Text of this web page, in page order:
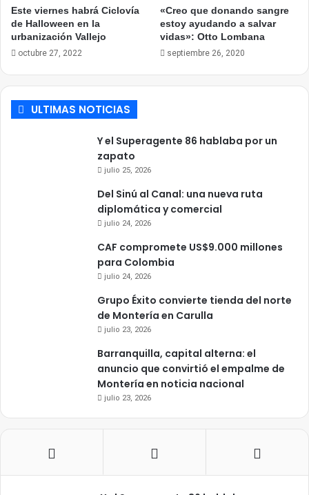
Este viernes habrá Ciclovía
de Halloween en la
urbanización Vallejo
octubre 27, 2022
«Creo que donando sangre
estoy ayudando a salvar
vidas»: Otto Lombana
septiembre 26, 2020
ULTIMAS NOTICIAS
Y el Superagente 86 hablaba por un
zapato
julio 25, 2026
Del Sinú al Canal: una nueva ruta
diplomática y comercial
julio 24, 2026
CAF compromete US$9.000 millones
para Colombia
julio 24, 2026
Grupo Éxito convierte tienda del norte
de Montería en Carulla
julio 23, 2026
Barranquilla, capital alterna: el
anuncio que convirtió el empalme de
Montería en noticia nacional
julio 23, 2026